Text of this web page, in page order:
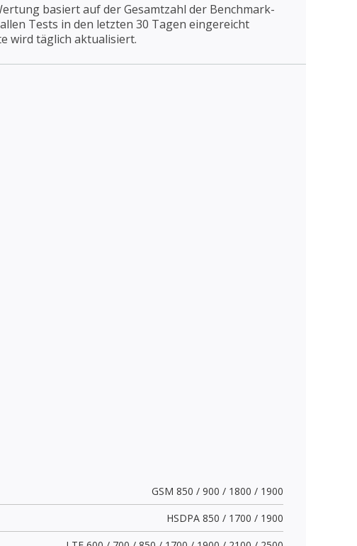
basiert auf der Gesamtzahl der Benchmark-
Tests in den letzten 30 Tagen eingereicht
wird täglich aktualisiert.
GSM 850 / 900 / 1800 / 1900
HSDPA 850 / 1700 / 1900